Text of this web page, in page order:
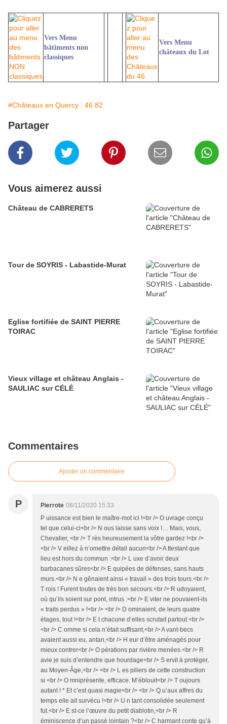
Vers Menu
bâtiments non
classiques
Vers Menu
châteaux du Lot
#Châteaux en Quercy : 46 82
Partager
Vous aimerez aussi
Château de CABRERETS
Tour de SOYRIS - Labastide-Murat
Eglise fortifiée de SAINT PIERRE
TOIRAC
Vieux village et château Anglais -
SAULIAC sur CÉLÉ
Commentaires
Ajouter un commentaire
P Pierrote 08/11/2020 15:33
P uissance est bien le maître-mot ici !<br /> O uvrage conçu
tel que celui-ci<br /> N ous laisse sans voix !… Mais, vous,
Chevalier, <br /> T rès heureusement la vôtre gardez !<br />
<br /> V eillez à n’omettre détail aucun<br /> A ttestant que
lieu est hors du commun :<br /> L uxe d’avoir deux
barbacanes sûres<br /> E quipées de défenses, sans hauts
murs.<br /> N e gênaient ainsi « travail » des trois tours.<br />
T rois ! Furent toutes de très bon secours.<br /> R udoyaient,
où qu’ils soient sur pont, intrus :<br /> E viter ne pouvaient-ils
« traits perdus » !<br /> <br /> D ominaient, de leurs quatre
étages, tout !<br /> E t chacune d’elles scrutait partout.<br />
<br /> C omme si cela n’était suffisant,<br /> A vant-becs
avaient aussi eu, antan,<br /> H eur d’être aménagés pour
mieux contrer<br /> O pérations par rivière menées.<br /> R
avie je suis d’entendre que hourdage<br /> S ervit à protéger,
au Moyen-Âge,<br /> <br /> L es piliers de cette construction
si <br /> O mniprésente, efficace. M’éblouit<br /> T oujours
autant ! * Et c’est quasi magie<br /> <br /> Q u’aux affres du
temps elle ait survécu !<br /> U n tant consolidée seulement
fut.<br /> E st-ce l’œuvre du petit diablotin,<br /> R
éminiscence d’un passé lointain ?<br /> C harmant conte qu’à